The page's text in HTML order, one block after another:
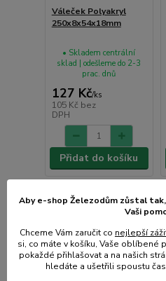
Váleček Polyakryl
250x8x54x18mm
127 Kč/ks
105 Kč bez
DPH
• Skladem centrální
sklad | odešleme do 2-3
prac. dnů
Přidat do košíku
Aby e-shop Železodům zůstal
Vaši
Chceme Vám zaručit co nejlepší
si, co máte v košíku, Vaše oblíbené
pokaždé přihlašovat a na našich
hledáte a ušetřili spoustu